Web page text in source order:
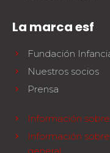
La marca esf
Fundación
Nuestros socios
Prensa
Información
Información